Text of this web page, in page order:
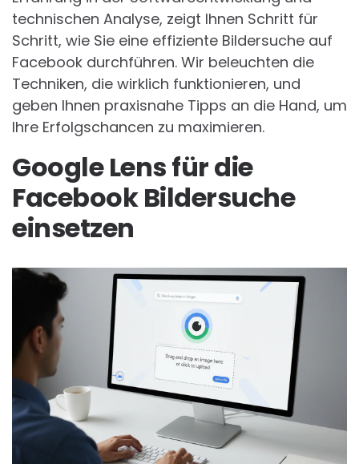
technischen Analyse, zeigt Ihnen Schritt für
Schritt, wie Sie eine effiziente Bildersuche auf
Facebook durchführen. Wir beleuchten die
Techniken, die wirklich funktionieren, und
geben Ihnen praxisnahe Tipps an die Hand, um
Ihre Erfolgschancen zu maximieren.
Google Lens für die
Facebook Bildersuche
einsetzen